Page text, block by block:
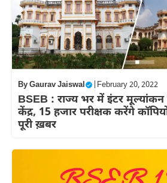
ByGaurav Jaiswal February 20, 2022
BSEB : राज्य भर में इंटर
केंद्र, 15 हजार परीक्षक करेंगे
पूरी ख़बर